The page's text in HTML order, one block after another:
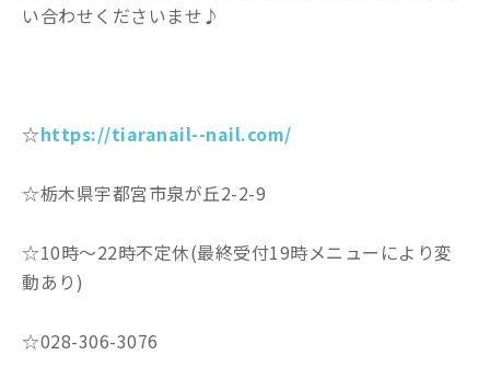
い合わせくださいませ♪
☆https://tiaranail--nail.com/
☆栃木県宇都宮市泉が丘2-2-9
☆10時〜22時不定休(最終受付19時メニューにより変
動あり)
☆028-306-3076